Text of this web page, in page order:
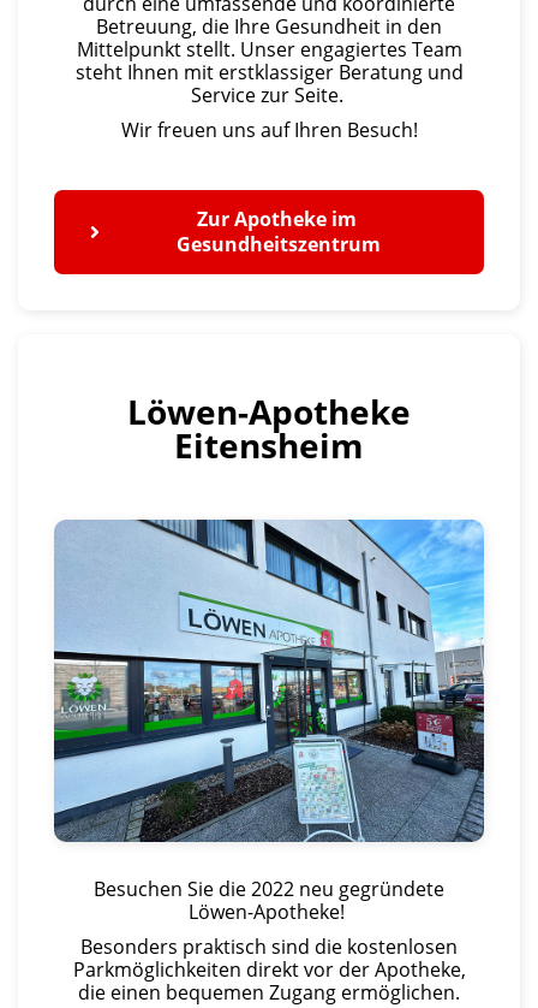
Betreuung, die Ihre Gesundheit in den
Mittelpunkt stellt. Unser engagiertes Team
steht Ihnen mit erstklassiger Beratung und
Service zur Seite.
Wir freuen uns auf Ihren Besuch!
Zur Apotheke im
Gesundheitszentrum
Löwen-Apotheke
Eitensheim
Besuchen Sie die 2022 neu gegründete
Löwen-Apotheke!
Besonders praktisch sind die kostenlosen
Parkmöglichkeiten direkt vor der Apotheke,
die einen bequemen Zugang ermöglichen.